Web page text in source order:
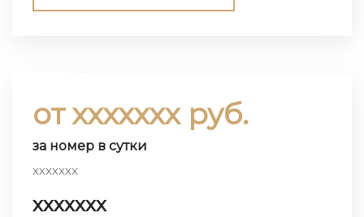
от ххххххх руб.
за номер в сутки
ххххххх
ххххххх